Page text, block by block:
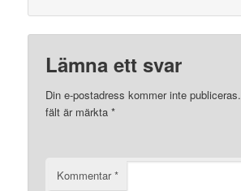
Lämna ett svar
Din e-postadress kommer inte publiceras.
fält är märkta*
Kommentar*